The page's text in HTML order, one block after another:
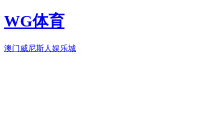
WG体育
澳门威尼斯人娱乐城